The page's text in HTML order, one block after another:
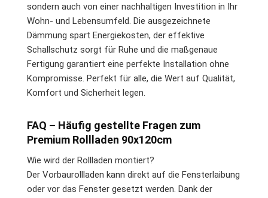
sondern auch von einer nachhaltigen Investition in Ihr
Wohn- und Lebensumfeld. Die ausgezeichnete
Dämmung spart Energiekosten, der effektive
Schallschutz sorgt für Ruhe und die maßgenaue
Fertigung garantiert eine perfekte Installation ohne
Kompromisse. Perfekt für alle, die Wert auf Qualität,
Komfort und Sicherheit legen.
FAQ – Häufig gestellte Fragen zum
Premium Rollladen 90x120cm
Wie wird der Rollladen montiert?
Der Vorbaurollladen kann direkt auf die Fensterlaibung
oder vor das Fenster gesetzt werden. Dank der